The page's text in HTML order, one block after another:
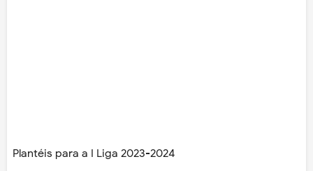
Plantéis para a I Liga 2023-2024